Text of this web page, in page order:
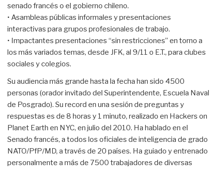
senado francés o el gobierno chileno.
• Asambleas públicas informales y presentaciones
interactivas para grupos profesionales de trabajo.
• Impactantes presentaciones “sin restricciones” en torno a
los más variados temas, desde JFK, al 9/11 o E.T., para clubes
sociales y colegios.
Su audiencia más grande hasta la fecha han sido 4500
personas (orador invitado del Superintendente, Escuela Naval
de Posgrado). Su record en una sesión de preguntas y
respuestas es de 8 horas y 1 minuto, realizado en Hackers on
Planet Earth en NYC, en julio del 2010. Ha hablado en el
Senado francés, a todos los oficiales de inteligencia de grado
NATO/PfP/MD, a través de 20 países. Ha guiado y entrenado
personalmente a más de 7500 trabajadores de diversas